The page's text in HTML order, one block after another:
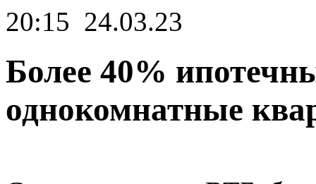
20:15 24.03.23
Более 40%
однокомнатные